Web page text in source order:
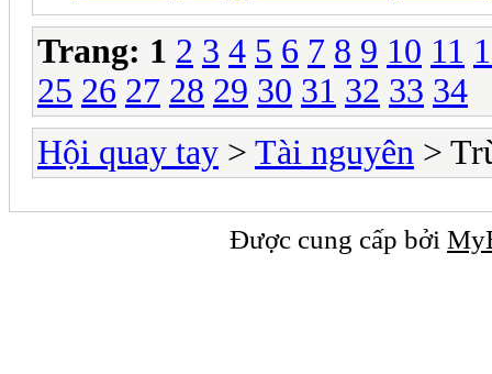
Trang: 1 2 3 4 5 6 7 8 9 10 11
25 26 27 28 29 30 31 32 33 34
Hội quay tay > Tài nguyên >
Được cung cấp bởi